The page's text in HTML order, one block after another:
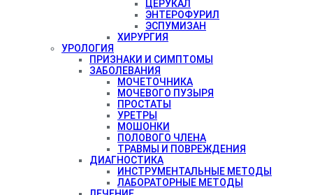
ЦЕРУКАЛ
ЭНТЕРОФУРИЛ
ЭСПУМИЗАН
ХИРУРГИЯ
УРОЛОГИЯ
ПРИЗНАКИ И СИМПТОМЫ
ЗАБОЛЕВАНИЯ
МОЧЕТОЧНИКА
МОЧЕВОГО ПУЗЫРЯ
ПРОСТАТЫ
УРЕТРЫ
МОШОНКИ
ПОЛОВОГО ЧЛЕНА
ТРАВМЫ И ПОВРЕЖДЕНИЯ
ДИАГНОСТИКА
ИНСТРУМЕНТАЛЬНЫЕ МЕТОДЫ
ЛАБОРАТОРНЫЕ МЕТОДЫ